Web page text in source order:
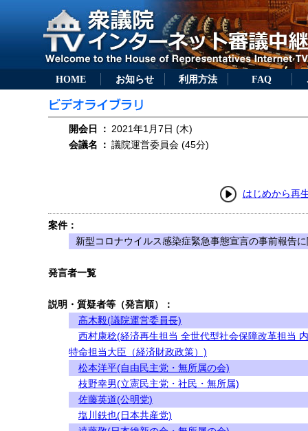
HOME お知らせ 利用方法 FAQ
開会日 ： 2021年1月7日 (木)
会議名
： 議院運営委員会 (45分)
はじめから再
案件：
新型コロナウイルス感染症緊急事態宣言の事前報告
発言者一覧
説明・質疑者等（発言順）：
高木毅(議院運営委員長)
西村康稔(経済再生担当 全世代型社会保障改革担当
特命担当大臣（経済財政政策）)
松本洋平(自由民主党・無所属の会)
枝野幸男(立憲民主党・社民・無所属)
佐藤英道(公明党)
塩川鉄也(日本共産党)